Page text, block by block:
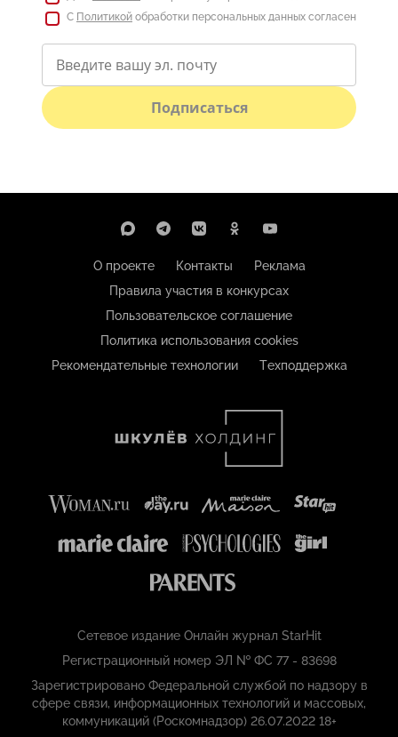
С Политикой обработки персональных данных согласен
Подписаться
О проекте Контакты
Реклама
Правила участия в конкурсах
Пользовательское соглашение
Политика использования cookies
Рекомендательные технологии
Техподдержка
Сетевое издание Онлайн журнал StarHit
Регистрационный номер ЭЛ № ФС 77 - 83698
Зарегистрировано Федеральной службой по надзору в
сфере связи, информационных технологий и массовых,
коммуникаций (Роскомнадзор) 26.07.2022 18+